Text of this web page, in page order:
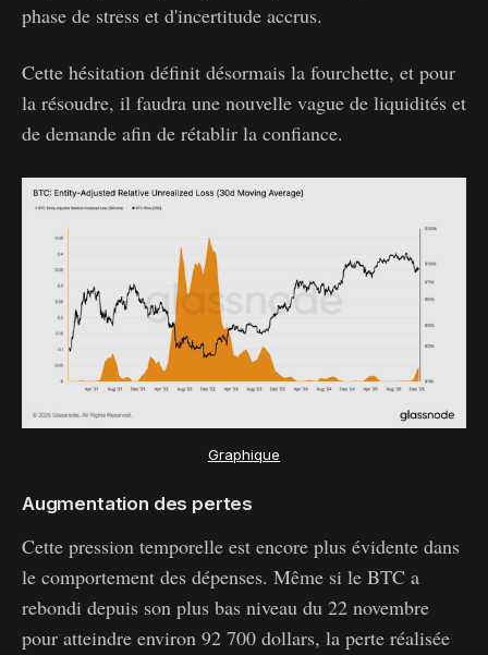
phase de stress et d'incertitude accrus.
Cette hésitation définit désormais la fourchette, et pour
la résoudre, il faudra une nouvelle vague de liquidités et
de demande afin de rétablir la confiance.
Graphique
Augmentation des pertes
Cette pression temporelle est encore plus évidente dans
le comportement des dépenses. Même si le BTC a
rebondi depuis son plus bas niveau du 22 novembre
pour atteindre environ 92 700 dollars, la perte réalisée